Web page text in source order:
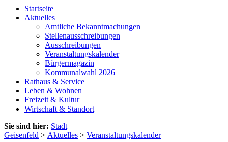
Startseite
Aktuelles
Amtliche Bekanntmachungen
Stellenausschreibungen
Ausschreibungen
Veranstaltungskalender
Bürgermagazin
Kommunalwahl 2026
Rathaus & Service
Leben & Wohnen
Freizeit & Kultur
Wirtschaft & Standort
Sie sind hier: Stadt
Geisenfeld > Aktuelles > Veranstaltungskalender